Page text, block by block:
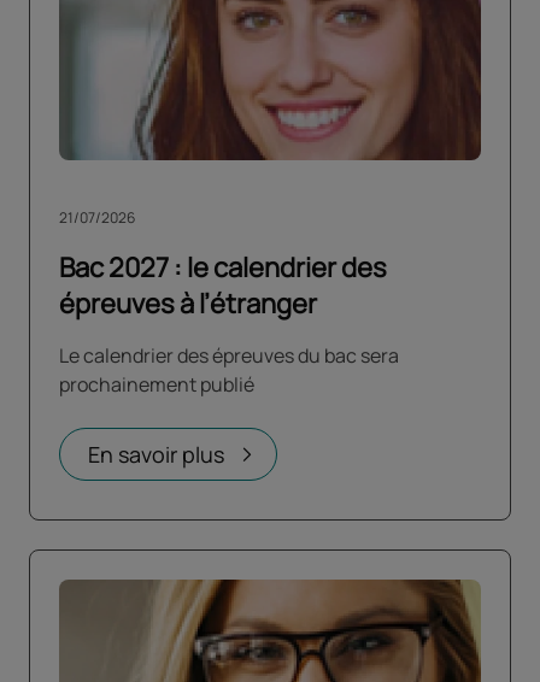
Bac 2027 : le calendrier des
épreuves à l’étranger
21/07/2026
Le calendrier des épreuves du bac sera
prochainement publié
En savoir plus